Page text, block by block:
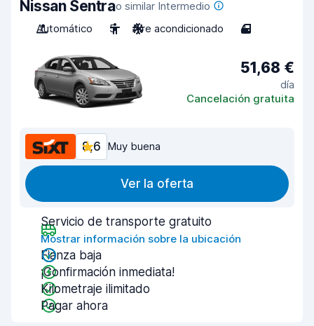
Nissan Sentrao similar Intermedio
Automático
5 Aire acondicionado 4
51,68 €
día
Cancelación gratuita
8,6 Muy buena
Ver la oferta
Servicio de transporte gratuito
Mostrar información sobre la ubicación
Fianza baja
¡Confirmación inmediata!
Kilometraje ilimitado
Pagar ahora